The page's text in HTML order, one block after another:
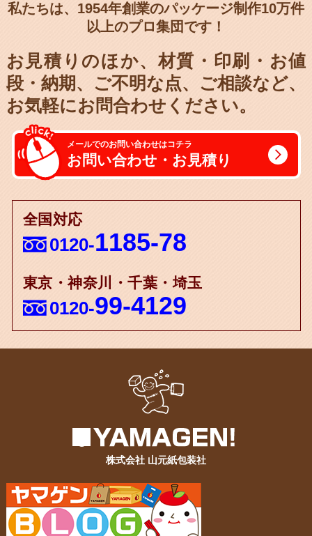
私たちは、1954年創業のパッケージ制作10万件
以上のプロ集団です！
お見積りのほか、材質・印刷・お値
段・納期、
ご不明な点、ご相談など、
お気軽にお問合わせください。
メールでのお問い合わせはコチラ
お問い合わせ・お見積り
全国対応
0120-1185-78
東京・神奈川・千葉・埼玉
0120-99-4129
株式会社 山元紙包装社